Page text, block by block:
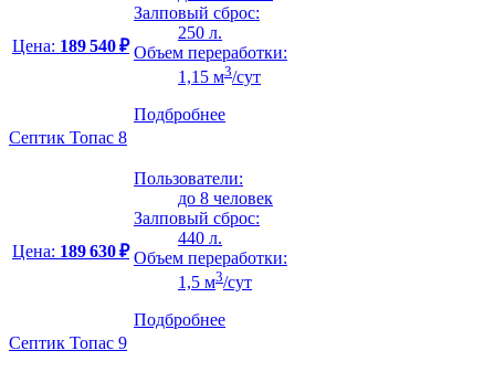
Цена: 189 540 ₽
Залповый сброс:
250 л.
Объем переработки:
1,15 м3/сут
Подбробнее
Септик Топас 8
Цена: 189 630 ₽
Пользователи:
до 8 человек
Залповый сброс:
440 л.
Объем переработки:
1,5 м3/сут
Подбробнее
Септик Топас 9